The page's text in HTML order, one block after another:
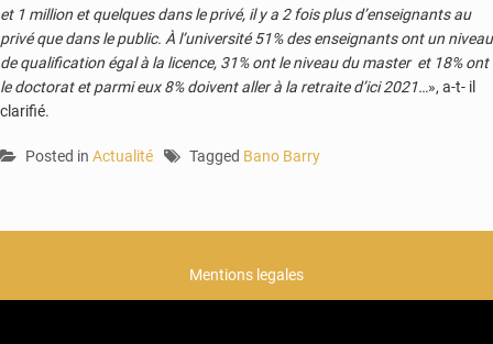
et 1 million et quelques dans le privé, il y a 2 fois plus d’enseignants au
privé que dans le public. À l’université 51% des enseignants ont un niveau
de qualification égal à la licence, 31% ont le niveau du master et 18% ont
le doctorat et parmi eux 8% doivent aller à la retraite d’ici 2021…», a-t- il
clarifié.
Posted in Actualité Tagged Bano Barry
Mentions legales